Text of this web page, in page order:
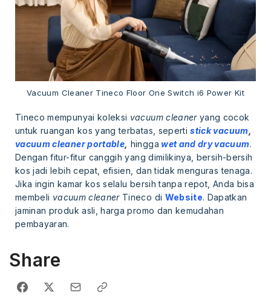
Vacuum Cleaner Tineco Floor One Switch i6 Power Kit
Tineco mempunyai koleksi vacuum cleaneryang cocok
untuk ruangan kos yang terbatas, sepertistick vacuum
vacuum cleaner portable hingga wet and dry vacuum.
Dengan fitur-fitur canggih yang dimilikinya, bersih-bersih
kos jadi lebih cepat, efisien, dan tidak menguras tenaga.
Jika ingin kamar kos selalu bersih tanpa repot, Anda bisa
membeli vacuum cleanerTineco di Website. Dapatkan
jaminan produk asli, harga promo dan kemudahan
pembayaran.
Share